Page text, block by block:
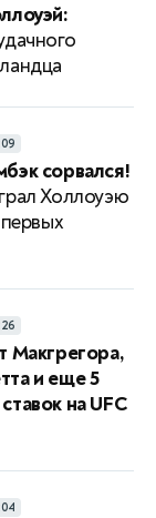
сорвался!
Холлоуэю
Макгрегора,
и еще 5
на UFC